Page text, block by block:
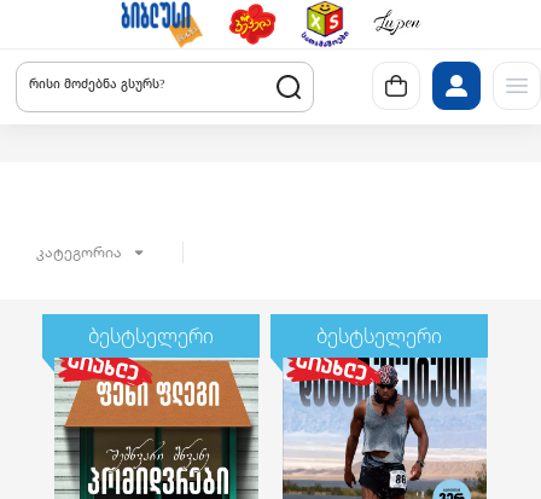
რისი მოძებნა გსურს?
კატეგორია
ბესტსელერი ბესტსელერი